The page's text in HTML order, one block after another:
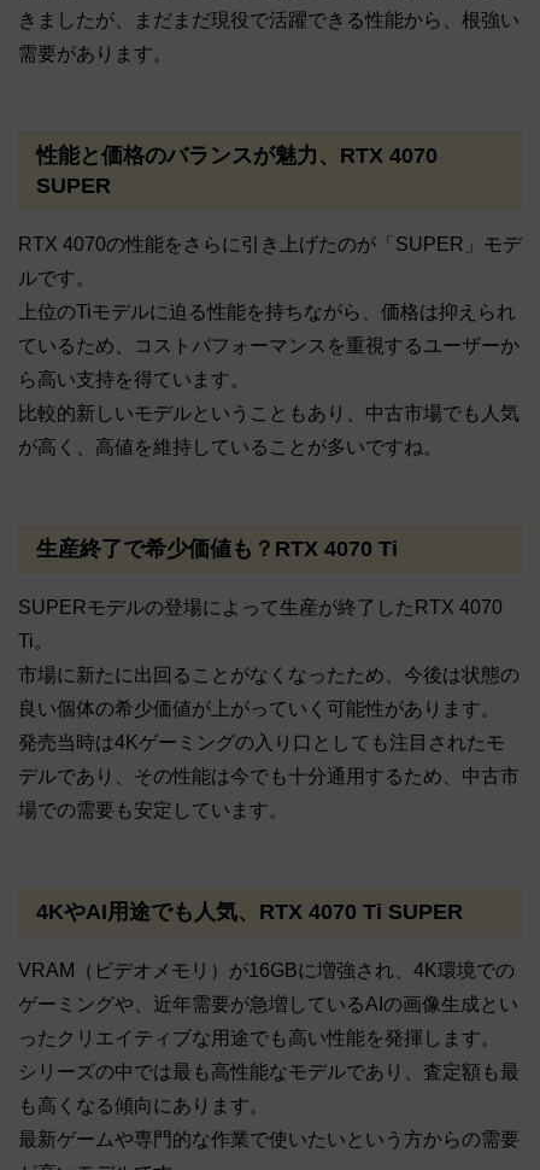
きましたが、まだまだ現役で活躍できる性能から、根強い
需要があります。
性能と価格のバランスが魅力、RTX 4070
SUPER
RTX 4070の性能をさらに引き上げたのが「SUPER」モデ
ルです。
上位のTiモデルに迫る性能を持ちながら、価格は抑えられ
ているため、コストパフォーマンスを重視するユーザーか
ら高い支持を得ています。
比較的新しいモデルということもあり、中古市場でも人気
が高く、高値を維持していることが多いですね。
生産終了で希少価値も？RTX 4070 Ti
SUPERモデルの登場によって生産が終了したRTX 4070
Ti。
市場に新たに出回ることがなくなったため、今後は状態の
良い個体の希少価値が上がっていく可能性があります。
発売当時は4Kゲーミングの入り口としても注目されたモ
デルであり、その性能は今でも十分通用するため、中古市
場での需要も安定しています。
4KやAI用途でも人気、RTX 4070 Ti SUPER
VRAM（ビデオメモリ）が16GBに増強され、4K環境での
ゲーミングや、近年需要が急増しているAIの画像生成とい
ったクリエイティブな用途でも高い性能を発揮します。
シリーズの中では最も高性能なモデルであり、査定額も最
も高くなる傾向にあります。
最新ゲームや専門的な作業で使いたいという方からの需要